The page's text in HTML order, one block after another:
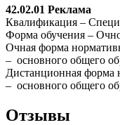
42.02.01 Реклама
Квалификация –
Форма обучения –
Очная форма
– основного общего
Дистанционная форма
– основного общего
Отзывы